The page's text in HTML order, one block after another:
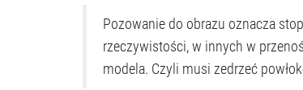
Pozowanie do obrazu oznacza
rzeczywistości, w innych w
modela. Czyli musi zedrzeć